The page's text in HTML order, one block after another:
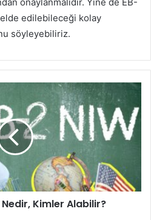
edilebileceği kolay
söyleyebiliriz.
Nedir, Kimler Alabilir?